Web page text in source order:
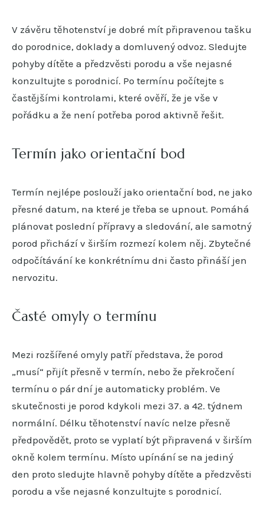
V závěru těhotenství je dobré mít připravenou tašku
do porodnice, doklady a domluvený odvoz. Sledujte
pohyby dítěte a předzvěsti porodu a vše nejasné
konzultujte s porodnicí. Po termínu počítejte s
častějšími kontrolami, které ověří, že je vše v
pořádku a že není potřeba porod aktivně řešit.
Termín jako orientační bod
Termín nejlépe poslouží jako orientační bod, ne jako
přesné datum, na které je třeba se upnout. Pomáhá
plánovat poslední přípravy a sledování, ale samotný
porod přichází v širším rozmezí kolem něj. Zbytečné
odpočítávání ke konkrétnímu dni často přináší jen
nervozitu.
Časté omyly o termínu
Mezi rozšířené omyly patří představa, že porod
„musí“ přijít přesně v termín, nebo že překročení
termínu o pár dní je automaticky problém. Ve
skutečnosti je porod kdykoli mezi 37. a 42. týdnem
normální. Délku těhotenství navíc nelze přesně
předpovědět, proto se vyplatí být připravená v širším
okně kolem termínu. Místo upínání se na jediný
den proto sledujte hlavně pohyby dítěte a předzvěsti
porodu a vše nejasné konzultujte s porodnicí.